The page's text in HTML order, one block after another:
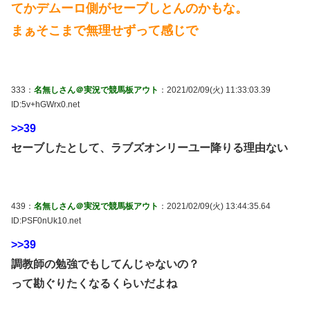
てかデムーロ側がセーブしとんのかもな。
まぁそこまで無理せずって感じで
333： 名無しさん＠実況で競馬板アウト ：2021/02/09(火) 11:33:03.39
ID:5v+hGWrx0.net
>>39
セーブしたとして、ラブズオンリーユー降りる理由ない
439： 名無しさん＠実況で競馬板アウト ：2021/02/09(火) 13:44:35.64
ID:PSF0nUk10.net
>>39
調教師の勉強でもしてんじゃないの？
って勘ぐりたくなるくらいだよね